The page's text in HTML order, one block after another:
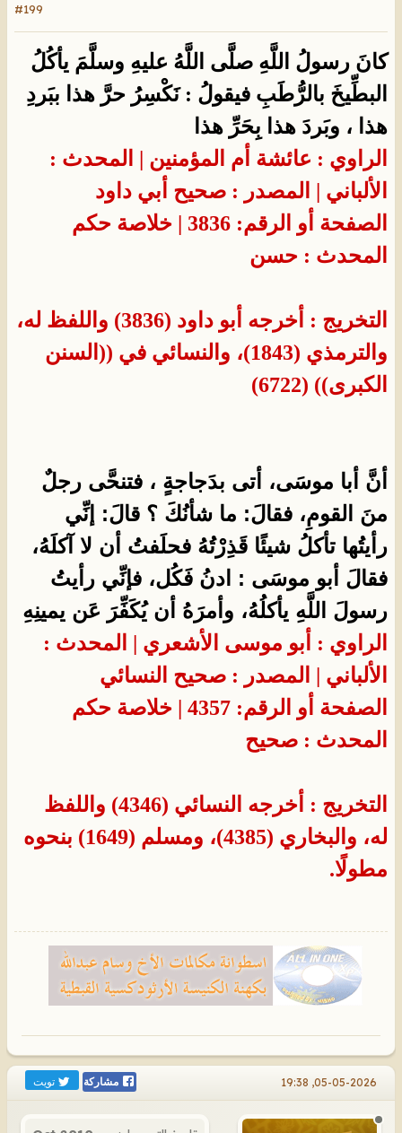
#199
كانَ رسولُ اللَّهِ صلَّى اللَّهُ عليهِ وسلَّمَ يأكُلُ
البطِّيخَ بالرُّطَبِ فيقولُ : نَكْسِرُ حرَّ هذا ببَردِ
هذا ، وبَردَ هذا بِحَرِّ هذا
الراوي : عائشة أم المؤمنين | المحدث :
الألباني | المصدر : صحيح أبي داود
الصفحة أو الرقم: 3836 | خلاصة حكم
المحدث : حسن
التخريج : أخرجه أبو داود (3836) واللفظ له،
والترمذي (1843)، والنسائي في ((السنن
الكبرى)) (6722)
أنَّ أبا موسَى، أتى بدَجاجةٍ ، فتنحَّى رجلٌ
منَ القومِ، فقالَ: ما شأنُكَ ؟ قالَ: إنِّي
رأيتُها تأكلُ شيئًا قَذِرْتُهُ فحلَفتُ أن لا آكلَهُ،
فقالَ أبو موسَى : ادنُ فَكُل، فإنِّي رأيتُ
رسولَ اللَّهِ يأكلُهُ، وأمرَهُ أن يُكَفِّرَ عَن يمينِهِ
الراوي : أبو موسى الأشعري | المحدث :
الألباني | المصدر : صحيح النسائي
الصفحة أو الرقم: 4357 | خلاصة حكم
المحدث : صحيح
التخريج : أخرجه النسائي (4346) واللفظ
له، والبخاري (4385)، ومسلم (1649) بنحوه
مطولًا.
05-05-2026, 19:38 مشاركة تويت